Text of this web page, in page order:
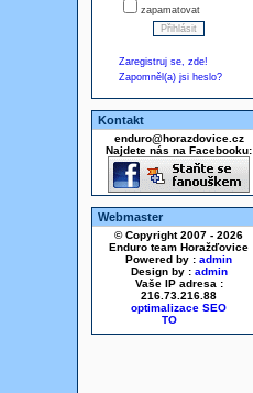
zapamatovat
Zaregistruj se, zde!
Zapomněl(a) jsi heslo?
Kontakt
enduro@horazdovice.cz
Najdete nás na Facebooku:
Webmaster
© Copyright 2007 - 2026
Enduro team Horažďovice
Powered by : admin
Design by : admin
Vaše IP adresa :
216.73.216.88
optimalizace SEO